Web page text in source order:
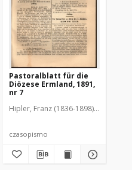
Pastoralblatt für die
Diözese Ermland, 1891,
nr 7
Hipler, Franz (1836-1898). Red.
czasopismo